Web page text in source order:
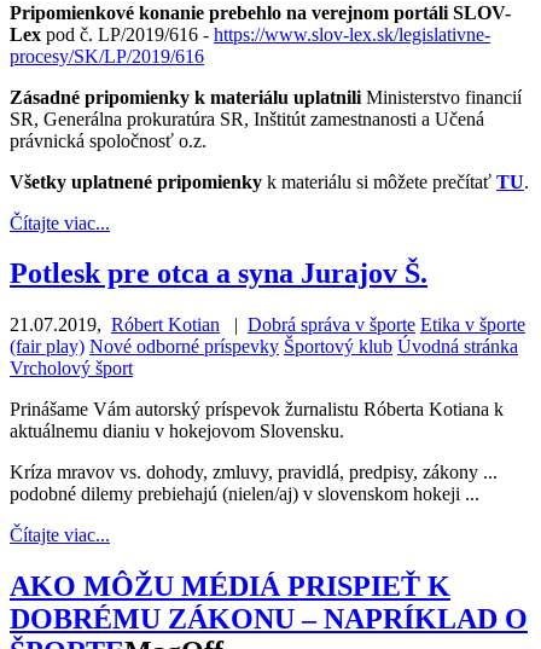
Pripomienkové konanie prebehlo na verejnom portáli SLOV-
Lex pod č. LP/2019/616 - https://www.slov-lex.sk/legislativne-
procesy/SK/LP/2019/616
Zásadné pripomienky k materiálu uplatnili Ministerstvo financií
SR, Generálna prokuratúra SR, Inštitút zamestnanosti a Učená
právnická spoločnosť o.z.
Všetky uplatnené pripomienky k materiálu si môžete prečítať TU.
Čítajte viac...
Potlesk pre otca a syna Jurajov Š.
21.07.2019, Róbert Kotian | Dobrá správa v športe Etika v športe
(fair play) Nové odborné príspevky Športový klub Úvodná stránka
Vrcholový šport
Prinášame Vám autorský príspevok žurnalistu Róberta Kotiana k
aktuálnemu dianiu v hokejovom Slovensku.
Kríza mravov vs. dohody, zmluvy, pravidlá, predpisy, zákony ...
podobné dilemy prebiehajú (nielen/aj) v slovenskom hokeji ...
Čítajte viac...
AKO MÔŽU MÉDIÁ PRISPIEŤ K
DOBRÉMU ZÁKONU – NAPRÍKLAD O